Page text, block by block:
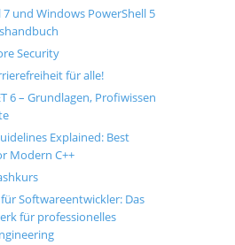
7 und Windows PowerShell 5
Security
für alle!
6 – Grundlagen, Profiwissen
Explained: Best
Modern C++
Softwareentwickler: Das
für professionelles